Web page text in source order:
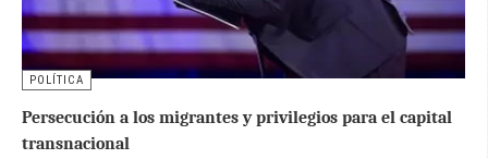
POLÍTICA
Persecución a los migrantes y privilegios para el capital
transnacional